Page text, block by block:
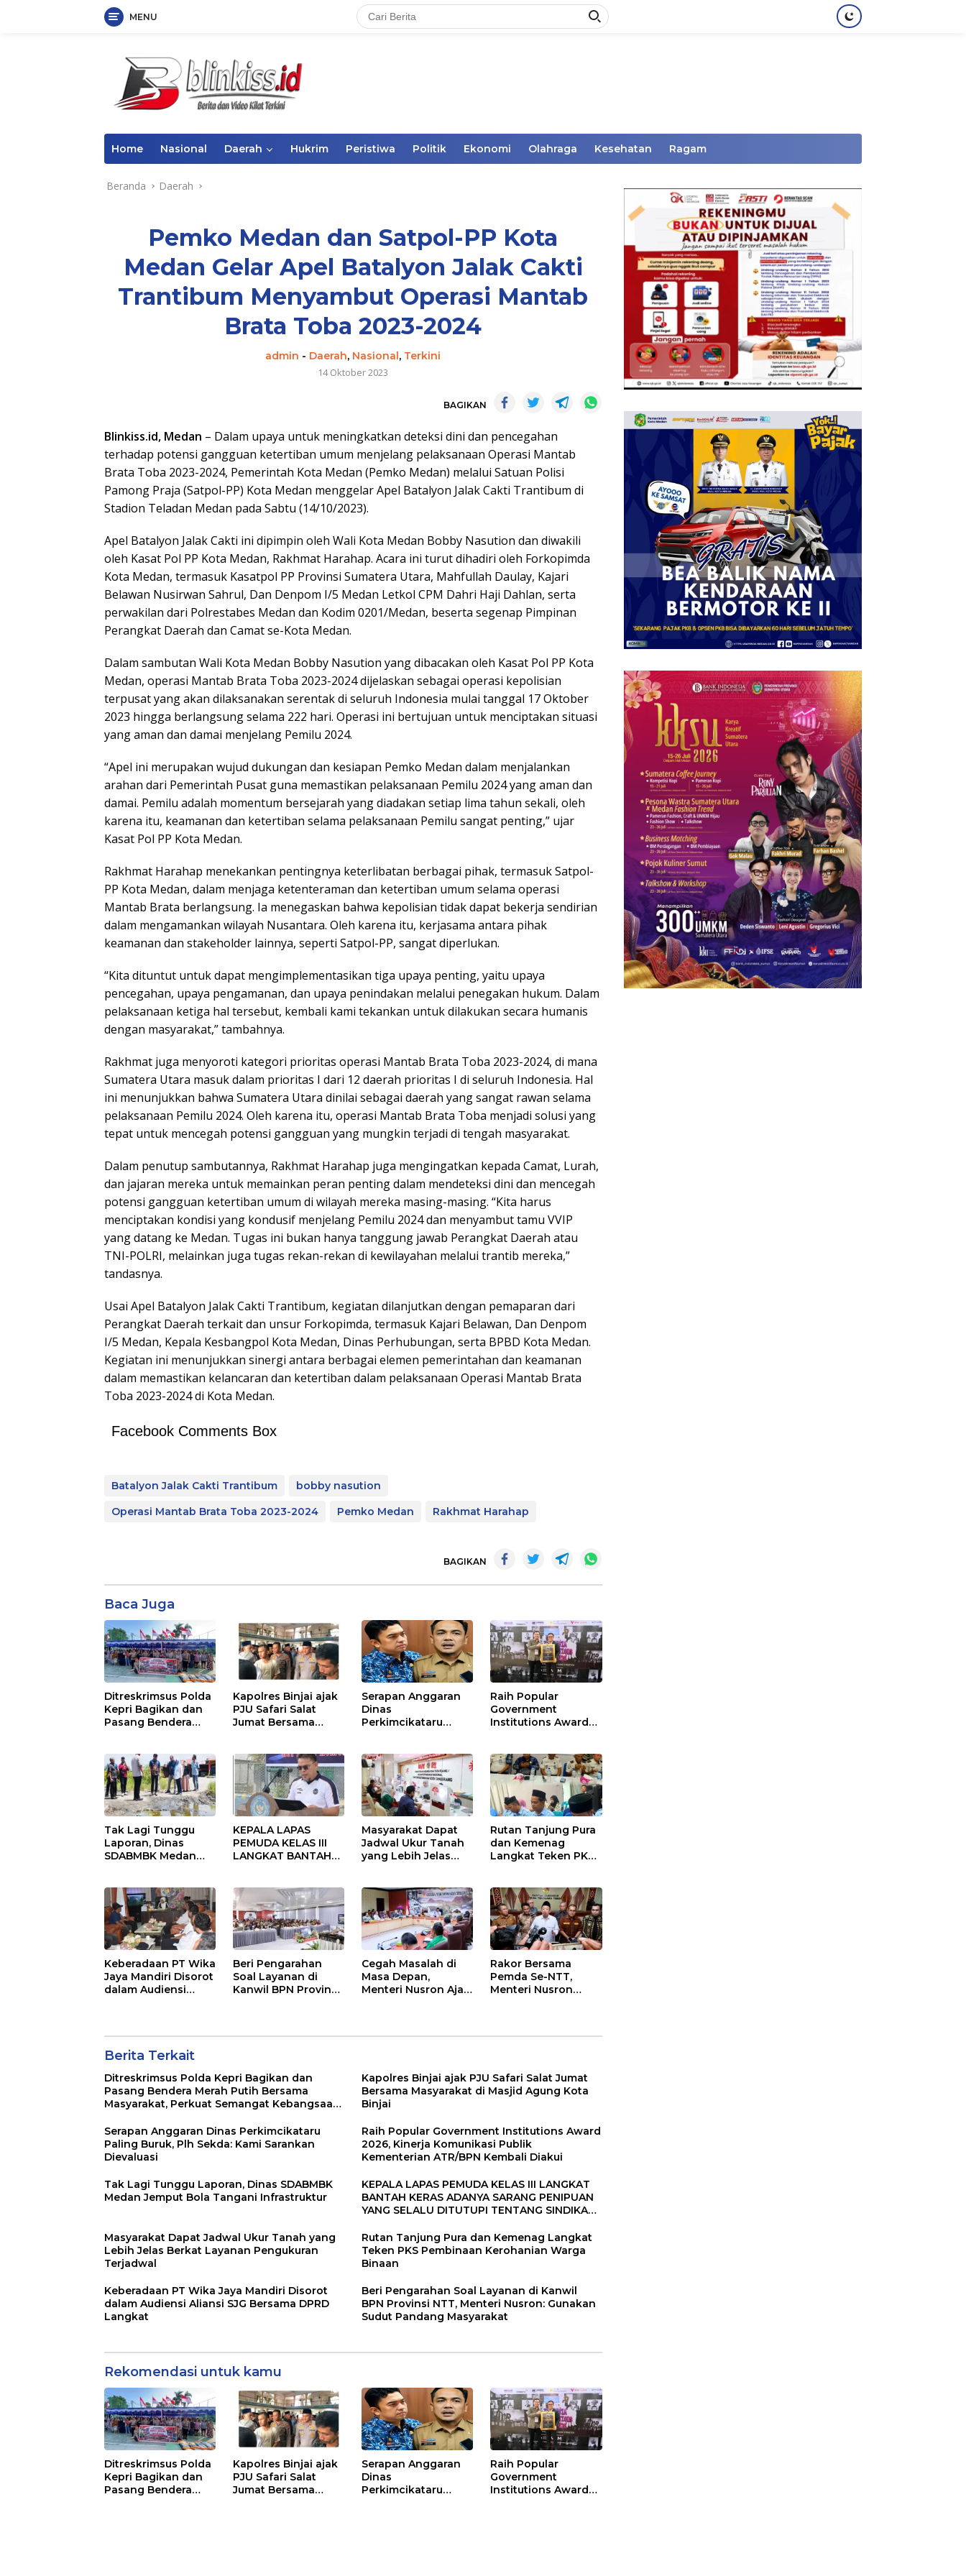
MENU
Home Nasional Daerah Hukrim Peristiwa Politik Ekonomi Olahraga Kesehatan Ragam
Beranda Daerah
Pemko Medan dan Satpol-PP Kota
Medan Gelar Apel Batalyon Jalak Cakti
Trantibum Menyambut Operasi Mantab
Brata Toba 2023-2024
admin - Daerah, Nasional, Terkini
14 Oktober 2023
BAGIKAN
Blinkiss.id, Medan – Dalam upaya untuk meningkatkan deteksi dini dan pencegahan
terhadap potensi gangguan ketertiban umum menjelang pelaksanaan Operasi Mantab
Brata Toba 2023-2024, Pemerintah Kota Medan (Pemko Medan) melalui Satuan Polisi
Pamong Praja (Satpol-PP) Kota Medan menggelar Apel Batalyon Jalak Cakti Trantibum di
Stadion Teladan Medan pada Sabtu (14/10/2023).
Apel Batalyon Jalak Cakti ini dipimpin oleh Wali Kota Medan Bobby Nasution dan diwakili
oleh Kasat Pol PP Kota Medan, Rakhmat Harahap. Acara ini turut dihadiri oleh Forkopimda
Kota Medan, termasuk Kasatpol PP Provinsi Sumatera Utara, Mahfullah Daulay, Kajari
Belawan Nusirwan Sahrul, Dan Denpom I/5 Medan Letkol CPM Dahri Haji Dahlan, serta
perwakilan dari Polrestabes Medan dan Kodim 0201/Medan, beserta segenap Pimpinan
Perangkat Daerah dan Camat se-Kota Medan.
Dalam sambutan Wali Kota Medan Bobby Nasution yang dibacakan oleh Kasat Pol PP Kota
Medan, operasi Mantab Brata Toba 2023-2024 dijelaskan sebagai operasi kepolisian
terpusat yang akan dilaksanakan serentak di seluruh Indonesia mulai tanggal 17 Oktober
2023 hingga berlangsung selama 222 hari. Operasi ini bertujuan untuk menciptakan situasi
yang aman dan damai menjelang Pemilu 2024.
“Apel ini merupakan wujud dukungan dan kesiapan Pemko Medan dalam menjalankan
arahan dari Pemerintah Pusat guna memastikan pelaksanaan Pemilu 2024 yang aman dan
damai. Pemilu adalah momentum bersejarah yang diadakan setiap lima tahun sekali, oleh
karena itu, keamanan dan ketertiban selama pelaksanaan Pemilu sangat penting,” ujar
Kasat Pol PP Kota Medan.
Rakhmat Harahap menekankan pentingnya keterlibatan berbagai pihak, termasuk Satpol-
PP Kota Medan, dalam menjaga ketenteraman dan ketertiban umum selama operasi
Mantab Brata berlangsung. Ia menegaskan bahwa kepolisian tidak dapat bekerja sendirian
dalam mengamankan wilayah Nusantara. Oleh karena itu, kerjasama antara pihak
keamanan dan stakeholder lainnya, seperti Satpol-PP, sangat diperlukan.
“Kita dituntut untuk dapat mengimplementasikan tiga upaya penting, yaitu upaya
pencegahan, upaya pengamanan, dan upaya penindakan melalui penegakan hukum. Dalam
pelaksanaan ketiga hal tersebut, kembali kami tekankan untuk dilakukan secara humanis
dengan masyarakat,” tambahnya.
Rakhmat juga menyoroti kategori prioritas operasi Mantab Brata Toba 2023-2024, di mana
Sumatera Utara masuk dalam prioritas I dari 12 daerah prioritas I di seluruh Indonesia. Hal
ini menunjukkan bahwa Sumatera Utara dinilai sebagai daerah yang sangat rawan selama
pelaksanaan Pemilu 2024. Oleh karena itu, operasi Mantab Brata Toba menjadi solusi yang
tepat untuk mencegah potensi gangguan yang mungkin terjadi di tengah masyarakat.
Dalam penutup sambutannya, Rakhmat Harahap juga mengingatkan kepada Camat, Lurah,
dan jajaran mereka untuk memainkan peran penting dalam mendeteksi dini dan mencegah
potensi gangguan ketertiban umum di wilayah mereka masing-masing. “Kita harus
menciptakan kondisi yang kondusif menjelang Pemilu 2024 dan menyambut tamu VVIP
yang datang ke Medan. Tugas ini bukan hanya tanggung jawab Perangkat Daerah atau
TNI-POLRI, melainkan juga tugas rekan-rekan di kewilayahan melalui trantib mereka,”
tandasnya.
Usai Apel Batalyon Jalak Cakti Trantibum, kegiatan dilanjutkan dengan pemaparan dari
Perangkat Daerah terkait dan unsur Forkopimda, termasuk Kajari Belawan, Dan Denpom
I/5 Medan, Kepala Kesbangpol Kota Medan, Dinas Perhubungan, serta BPBD Kota Medan.
Kegiatan ini menunjukkan sinergi antara berbagai elemen pemerintahan dan keamanan
dalam memastikan kelancaran dan ketertiban dalam pelaksanaan Operasi Mantab Brata
Toba 2023-2024 di Kota Medan.
Facebook Comments Box
Batalyon Jalak Cakti Trantibum
bobby nasution
Operasi Mantab Brata Toba 2023-2024
Pemko Medan Rakhmat Harahap
BAGIKAN
Baca Juga
Ditreskrimsus Polda
Kepri Bagikan dan
Pasang Bendera
Masyarakat, Perkuat
Semangat
Kebangsaan.
Kapolres Binjai ajak
PJU Safari Salat
Jumat Bersama
Serapan Anggaran
Dinas
Perkimcikataru
Sarankan Dievaluasi
Raih Popular
Government
Institutions Award
Kementerian
ATR/BPN Kembali
Diakui
Tak Lagi Tunggu
Laporan, Dinas
SDABMBK Medan
Infrastruktur
KEPALA LAPAS
PEMUDA KELAS III
LANGKAT BANTAH
YANG SELALU
DITUTUPI TENTANG
SINDIKAT PENIPU
PENJUALAN EMAS
Masyarakat Dapat
Jadwal Ukur Tanah
yang Lebih Jelas
Terjadwal
Rutan Tanjung Pura
dan Kemenag
Langkat Teken PKS
Binaan
Keberadaan PT Wika
Jaya Mandiri Disorot
dalam Audiensi
Beri Pengarahan
Soal Layanan di
Kanwil BPN Provinsi
Masyarakat
Cegah Masalah di
Masa Depan,
Menteri Nusron Ajak
NTT
Rakor Bersama
Pemda Se-NTT,
Menteri Nusron
Transformasi
Berita Terkait
Ditreskrimsus Polda Kepri Bagikan dan
Pasang Bendera Merah Putih Bersama
Masyarakat, Perkuat Semangat Kebangsaan.
Kapolres Binjai ajak PJU Safari Salat Jumat
Bersama Masyarakat di Masjid Agung Kota
Binjai
Serapan Anggaran Dinas Perkimcikataru
Paling Buruk, Plh Sekda: Kami Sarankan
Dievaluasi
Raih Popular Government Institutions Award
2026, Kinerja Komunikasi Publik
Kementerian ATR/BPN Kembali Diakui
Tak Lagi Tunggu Laporan, Dinas SDABMBK
Medan Jemput Bola Tangani Infrastruktur
KEPALA LAPAS PEMUDA KELAS III LANGKAT
BANTAH KERAS ADANYA SARANG PENIPUAN
YANG SELALU DITUTUPI TENTANG SINDIKAT
Masyarakat Dapat Jadwal Ukur Tanah yang
Lebih Jelas Berkat Layanan Pengukuran
Terjadwal
Rutan Tanjung Pura dan Kemenag Langkat
Teken PKS Pembinaan Kerohanian Warga
Binaan
Keberadaan PT Wika Jaya Mandiri Disorot
dalam Audiensi Aliansi SJG Bersama DPRD
Langkat
Beri Pengarahan Soal Layanan di Kanwil
BPN Provinsi NTT, Menteri Nusron: Gunakan
Sudut Pandang Masyarakat
Rekomendasi untuk kamu
Ditreskrimsus Polda
Kepri Bagikan dan
Pasang Bendera
Kapolres Binjai ajak
PJU Safari Salat
Jumat Bersama
Serapan Anggaran
Dinas
Perkimcikataru
Raih Popular
Government
Institutions Award